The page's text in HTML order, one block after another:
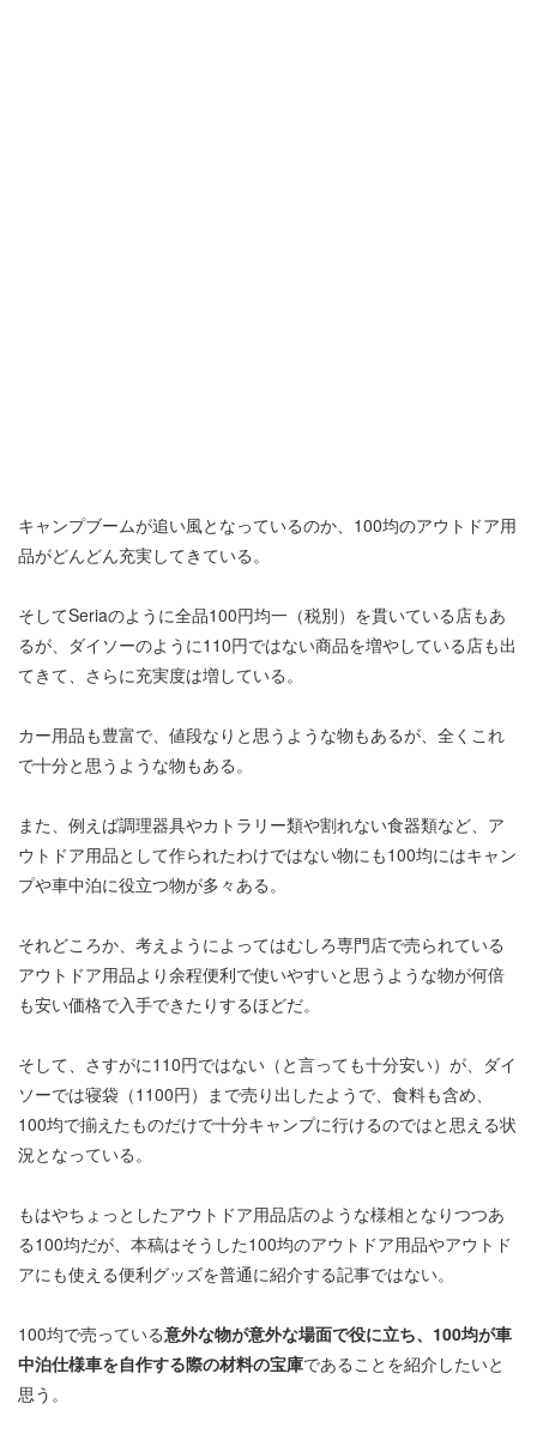
キャンプブームが追い風となっているのか、100均のアウトドア用
品がどんどん充実してきている。
そしてSeriaのように全品100円均一（税別）を貫いている店もあ
るが、ダイソーのように110円ではない商品を増やしている店も出
てきて、さらに充実度は増している。
カー用品も豊富で、値段なりと思うような物もあるが、全くこれ
で十分と思うような物もある。
また、例えば調理器具やカトラリー類や割れない食器類など、ア
ウトドア用品として作られたわけではない物にも100均にはキャン
プや車中泊に役立つ物が多々ある。
それどころか、考えようによってはむしろ専門店で売られている
アウトドア用品より余程便利で使いやすいと思うような物が何倍
も安い価格で入手できたりするほどだ。
そして、さすがに110円ではない（と言っても十分安い）が、ダイ
ソーでは寝袋（1100円）まで売り出したようで、食料も含め、
100均で揃えたものだけで十分キャンプに行けるのではと思える状
況となっている。
もはやちょっとしたアウトドア用品店のような様相となりつつあ
る100均だが、本稿はそうした100均のアウトドア用品やアウトド
アにも使える便利グッズを普通に紹介する記事ではない。
100均で売っている意外な物が意外な場面で役に立ち、100均が車
中泊仕様車を自作する際の材料の宝庫であることを紹介したいと
思う。